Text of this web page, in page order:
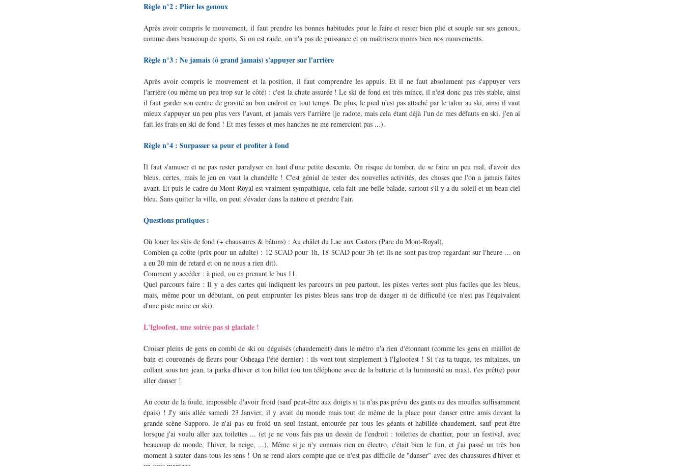
Règle n°2 : Plier les genoux
Après avoir compris le mouvement, il faut prendre les bonnes habitudes pour le faire et rester bien plié et souple sur ses genoux,
comme dans beaucoup de sports. Si on est raide, on n'a pas de puissance et on maîtrisera moins bien nos mouvements.
Règle n°3 : Ne jamais (ô grand jamais) s'appuyer sur l'arrière
Après avoir compris le mouvement et la position, il faut comprendre les appuis. Et il ne faut absolument pas s'appuyer vers
l'arrière (ou même un peu trop sur le côté) : c'est la chute assurée ! Le ski de fond est très mince, il n'est donc pas très stable, ainsi
il faut garder son centre de gravité au bon endroit en tout temps. De plus, le pied n'est pas attaché par le talon au ski, ainsi il vaut
mieux s'appuyer un peu plus vers l'avant, et jamais vers l'arrière (je radote, mais cela étant déjà l'un de mes défauts en ski, j'en ai
fait les frais en ski de fond ! Et mes fesses et mes hanches ne me remercient pas ...).
Règle n°4 : Surpasser sa peur et profiter à fond
Il faut s'amuser et ne pas rester paralyser en haut d'une petite descente. On risque de tomber, de se faire un peu mal, d'avoir des
bleus, certes, mais le jeu en vaut la chandelle ! C'est génial de tester des nouvelles activités, des choses que l'on a jamais faites
avant. Et puis le cadre du Mont-Royal est vraiment sympathique, cela fait une belle balade, surtout s'il y a du soleil et un beau ciel
bleu. Sans quitter la ville, on peut s'évader dans la nature et prendre l'air.
Questions pratiques :
Où louer les skis de fond (+ chaussures & bâtons) : Au châlet du Lac aux Castors (Parc du Mont-Royal).
Combien ça coûte (prix pour un adulte) : 12 $CAD pour 1h, 18 $CAD pour 3h (et ils ne sont pas trop regardant sur l'heure ... on
a eu 20 min de retard et on ne nous a rien dit).
Comment y accéder : à pied, ou en prenant le bus 11.
Quel parcours faire : Il y a des cartes qui indiquent les parcours un peu partout, les pistes vertes sont plus faciles que les bleus,
mais, même pour un débutant, on peut emprunter les pistes bleus sans trop de danger ni de difficulté (ce n'est pas l'équivalent
d'une piste noire en ski).
L'Igloofest, une soirée pas si glaciale !
Croiser pleins de gens en combi de ski ou déguisés (chaudement) dans le métro n'a rien d'étonnant (comme les gens en maillot de
bain et couronnés de fleurs pour Osheaga l'été dernier) : ils vont tout simplement à l'Igloofest ! Si t'as ta tuque, tes mitaines, un
collant sous ton jean, ta parka d'hiver et ton billet (ou ton téléphone avec de la batterie et la luminosité au max), t'es prêt(e) pour
aller danser !
Au coeur de la foule, impossible d'avoir froid (sauf peut-être aux doigts si tu n'as pas prévu des gants ou des moufles suffisamment
épais) ! J'y suis allée samedi 23 Janvier, il y avait du monde mais tout de même de la place pour danser entre amis devant la
grande scène Sapporo. Je n'ai pas eu froid un seul instant, entourée par tous les géants et habillée chaudement, sauf peut-être
lorsque j'ai voulu aller aux toilettes ... (et je ne vous fais pas un dessin de l'endroit : toilettes de chantier, pour un festival, avec
beaucoup de monde, l'hiver, la neige, ...). Même si je n'y connais rien en électro, c'était bien le fun, et j'ai passé un très bon
moment à sauter dans tous les sens ! On se rend alors compte que ce n'est pas difficile de "danser" avec des chaussures d'hiver et